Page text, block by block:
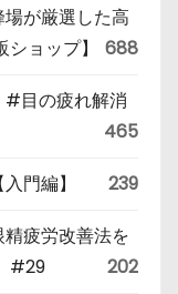
が厳選した高
ョップ】
688
#目の疲れ解消
465
門編】 239
疲労改善法を
#29
202